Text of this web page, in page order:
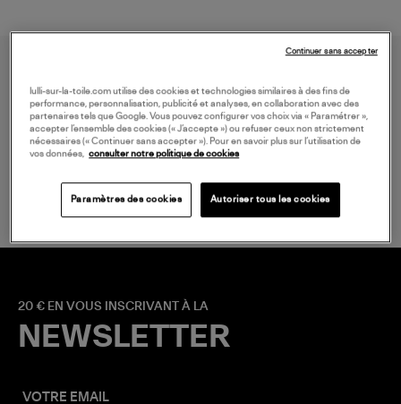
LIVRAISON GRATUITE
20 € EN VOUS INSCRIVANT À LA
NEWSLETTER
lulli-sur-la-toile.com utilise des cookies et technologies similaires à des fins de
performance, personnalisation, publicité et analyses, en collaboration avec des
partenaires tels que Google. Vous pouvez configurer vos choix via « Paramétrer »,
accepter l’ensemble des cookies (« J’accepte ») ou refuser ceux non strictement
nécessaires (« Continuer sans accepter »). Pour en savoir plus sur l’utilisation de
vos données, consulter notre politique de cookies
Paramètres des cookies Autoriser tous les cookies
Continuer sans accepter